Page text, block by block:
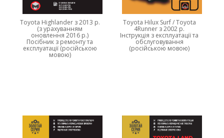
Toyota Highlander з 2013 р.
(з урахуванням
оновлення 2016 р.)
Посібник з ремонту та
експлуатації (російською
мовою)
Toyota Hilux Surf / Toyota
4Runner з 2002 р.
Інструкція з експлуатації та
обслуговування
(російською мовою)